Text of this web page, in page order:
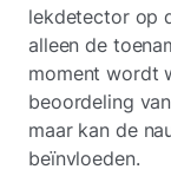
lekdetector op
alleen de
moment wordt
beoordeling
maar kan de
beïnvloeden.